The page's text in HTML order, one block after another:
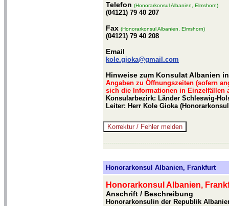
Telefon (Honorarkonsul Albanien, Elmshorn)
(04121) 79 40 207
Fax (Honorarkonsul Albanien, Elmshorn)
(04121) 79 40 208
Email
kole.gjoka@gmail.com
Hinweise zum Konsulat Albanien
Angaben zu Öffnungszeiten (sofern
sich die Informationen in Einzelfällen
Konsularbezirk: Länder Schleswig-
Leiter: Herr Kole Gioka
Honorarkonsul Albanien, Frankfurt
Honorarkonsul Albanien,
Anschrift / Beschreibung
Honorarkonsulin der Republik